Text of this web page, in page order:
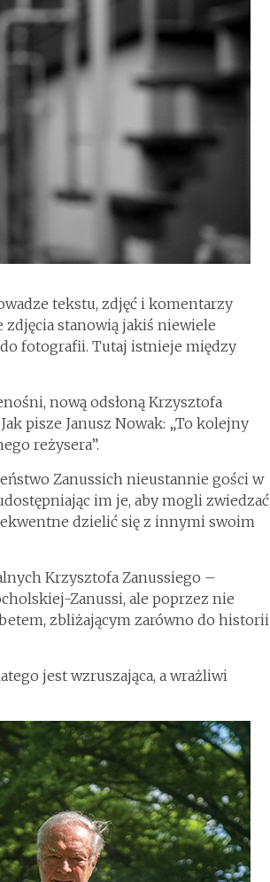
tekstu, zdjęć i komentarzy
zdjęcia stanowią jakiś niewiele
fotografii. Tutaj istnieje między
nową odsłoną Krzysztofa
pisze Janusz Nowak: „To kolejny
reżysera”.
Zanussich nieustannie gości w
im je, aby mogli zwiedzać
dzielić się z innymi swoim
Krzysztofa Zanussiego –
Zanussi, ale poprzez nie
zbliżającym zarówno do historii
jest wzruszająca, a wrażliwi